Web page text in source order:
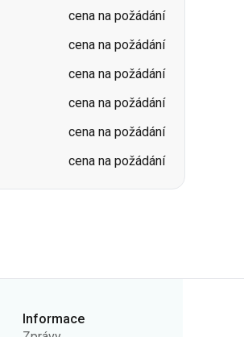
cena na požádání
cena na požádání
cena na požádání
Vrácení vstupenek
Mapa stránek